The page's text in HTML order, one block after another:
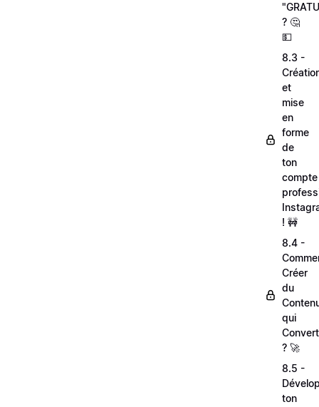
? 🤔
💵
8.3 -
et
mise
en
forme
de
ton
compte
! 🚧
8.4 -
Créer
du
qui
? 🚀
8.5 -
ton